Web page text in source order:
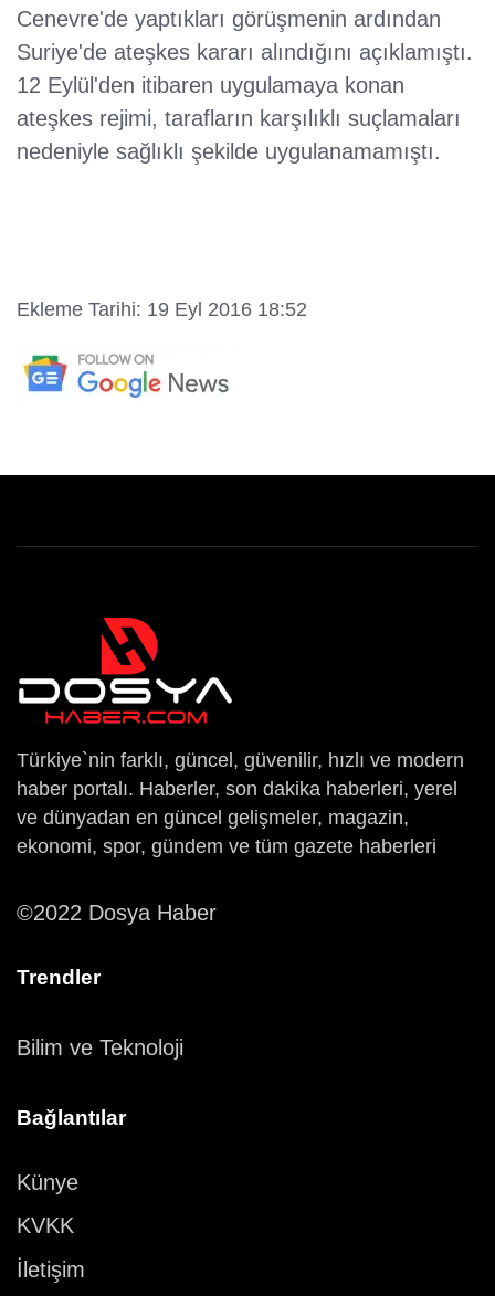
Cenevre'de yaptıkları görüşmenin ardından
Suriye'de ateşkes kararı alındığını açıklamıştı.
12 Eylül'den itibaren uygulamaya konan
ateşkes rejimi, tarafların karşılıklı suçlamaları
nedeniyle sağlıklı şekilde uygulanamamıştı.
Ekleme Tarihi: 19 Eyl 2016 18:52
Türkiye`nin farklı, güncel, güvenilir, hızlı ve modern
haber portalı. Haberler, son dakika haberleri, yerel
ve dünyadan en güncel gelişmeler, magazin,
ekonomi, spor, gündem ve tüm gazete haberleri
©2022 Dosya Haber
Trendler
Bilim ve Teknoloji
Bağlantılar
Künye
KVKK
İletişim